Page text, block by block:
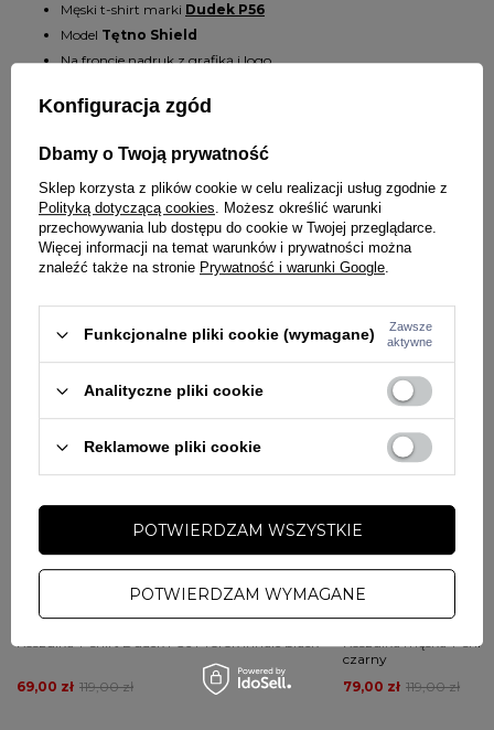
Męski t-shirt marki Dudek P56
Model Tętno Shield
Na froncie nadruk z grafiką i logo
Okrągły dekolt
SZCZEGÓŁY PRODUKTU
Marka PROROK 56
Potwierdź obecność oznaczeń lub etykiet
nie
PYTANIA O PRODUKT
WYBRANE DLA CIEBIE
PRZECENA
PROROK 56
Koszulka T-shirt Dudek P56 Prorok Inhale black
119,00 zł
69,00 zł
PROMOCJA
PRZECENA
PROROK 56
Koszulka męska T-
czarny
119,00 zł
79,00 zł
Konfiguracja zgód
Dbamy o Twoją prywatność
Sklep korzysta z plików cookie w celu realizacji usług zgodnie z
Polityką dotyczącą cookies. Możesz określić warunki
przechowywania lub dostępu do cookie w Twojej przeglądarce.
Więcej informacji na temat warunków i prywatności można
znaleźć także na stronie Prywatność i warunki Google.
Funkcjonalne pliki cookie (wymagane)
Zawsze
aktywne
Analityczne pliki cookie
Reklamowe pliki cookie
POTWIERDZAM WYMAGANE
POTWIERDZAM WSZYSTKIE